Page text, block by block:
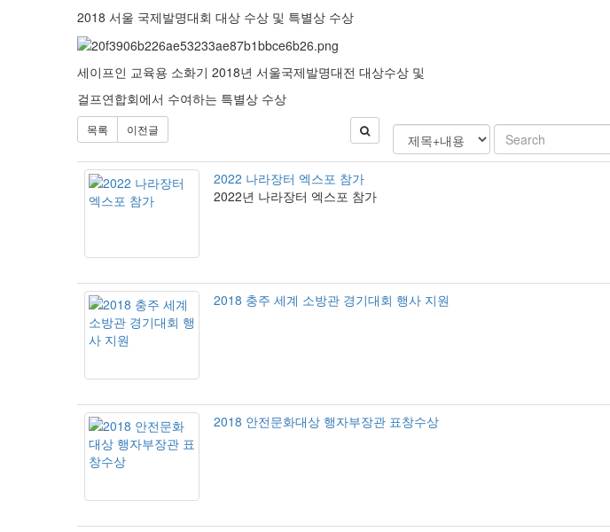
2018 서울 국제발명대회 대상 수상 및 특별상 수상
세이프인 교육용 소화기 2018년 서울국제발명대전 대상수상 및
걸프연합회에서 수여하는 특별상 수상
목록 이전글
2022 나라장터 엑스포 참가
2022년 나라장터 엑스포 참가
2018 충주 세계 소방관 경기대회 행사 지원
2018 안전문화대상 행자부장관 표창수상